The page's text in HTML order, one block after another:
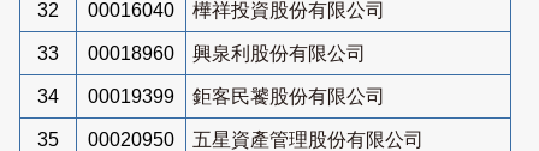
32 00016040 樺祥投資股份有限公司
33 00018960 興泉利股份有限公司
34 00019399 鉅客民饕股份有限公司
35 00020950 五星資產管理股份有限公司